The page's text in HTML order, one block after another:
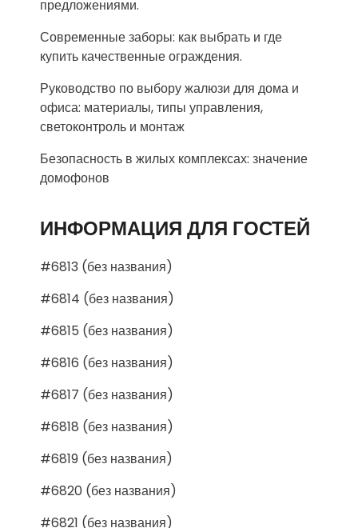
предложениями.
Современные заборы: как выбрать и где
купить качественные ограждения.
Руководство по выбору жалюзи для дома и
офиса: материалы, типы управления,
светоконтроль и монтаж
Безопасность в жилых комплексах: значение
домофонов
ИНФОРМАЦИЯ ДЛЯ ГОСТЕЙ
#6813 (без названия)
#6814 (без названия)
#6815 (без названия)
#6816 (без названия)
#6817 (без названия)
#6818 (без названия)
#6819 (без названия)
#6820 (без названия)
#6821 (без названия)